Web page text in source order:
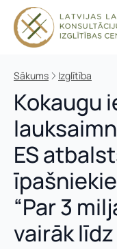
Sākums Izglītība
Kokaugu
ES
“Par 3
vairāk